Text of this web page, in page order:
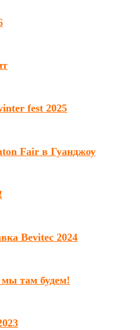
fest 2025
Fair в Гуанджоу
Bevitec 2024
мы там будем!